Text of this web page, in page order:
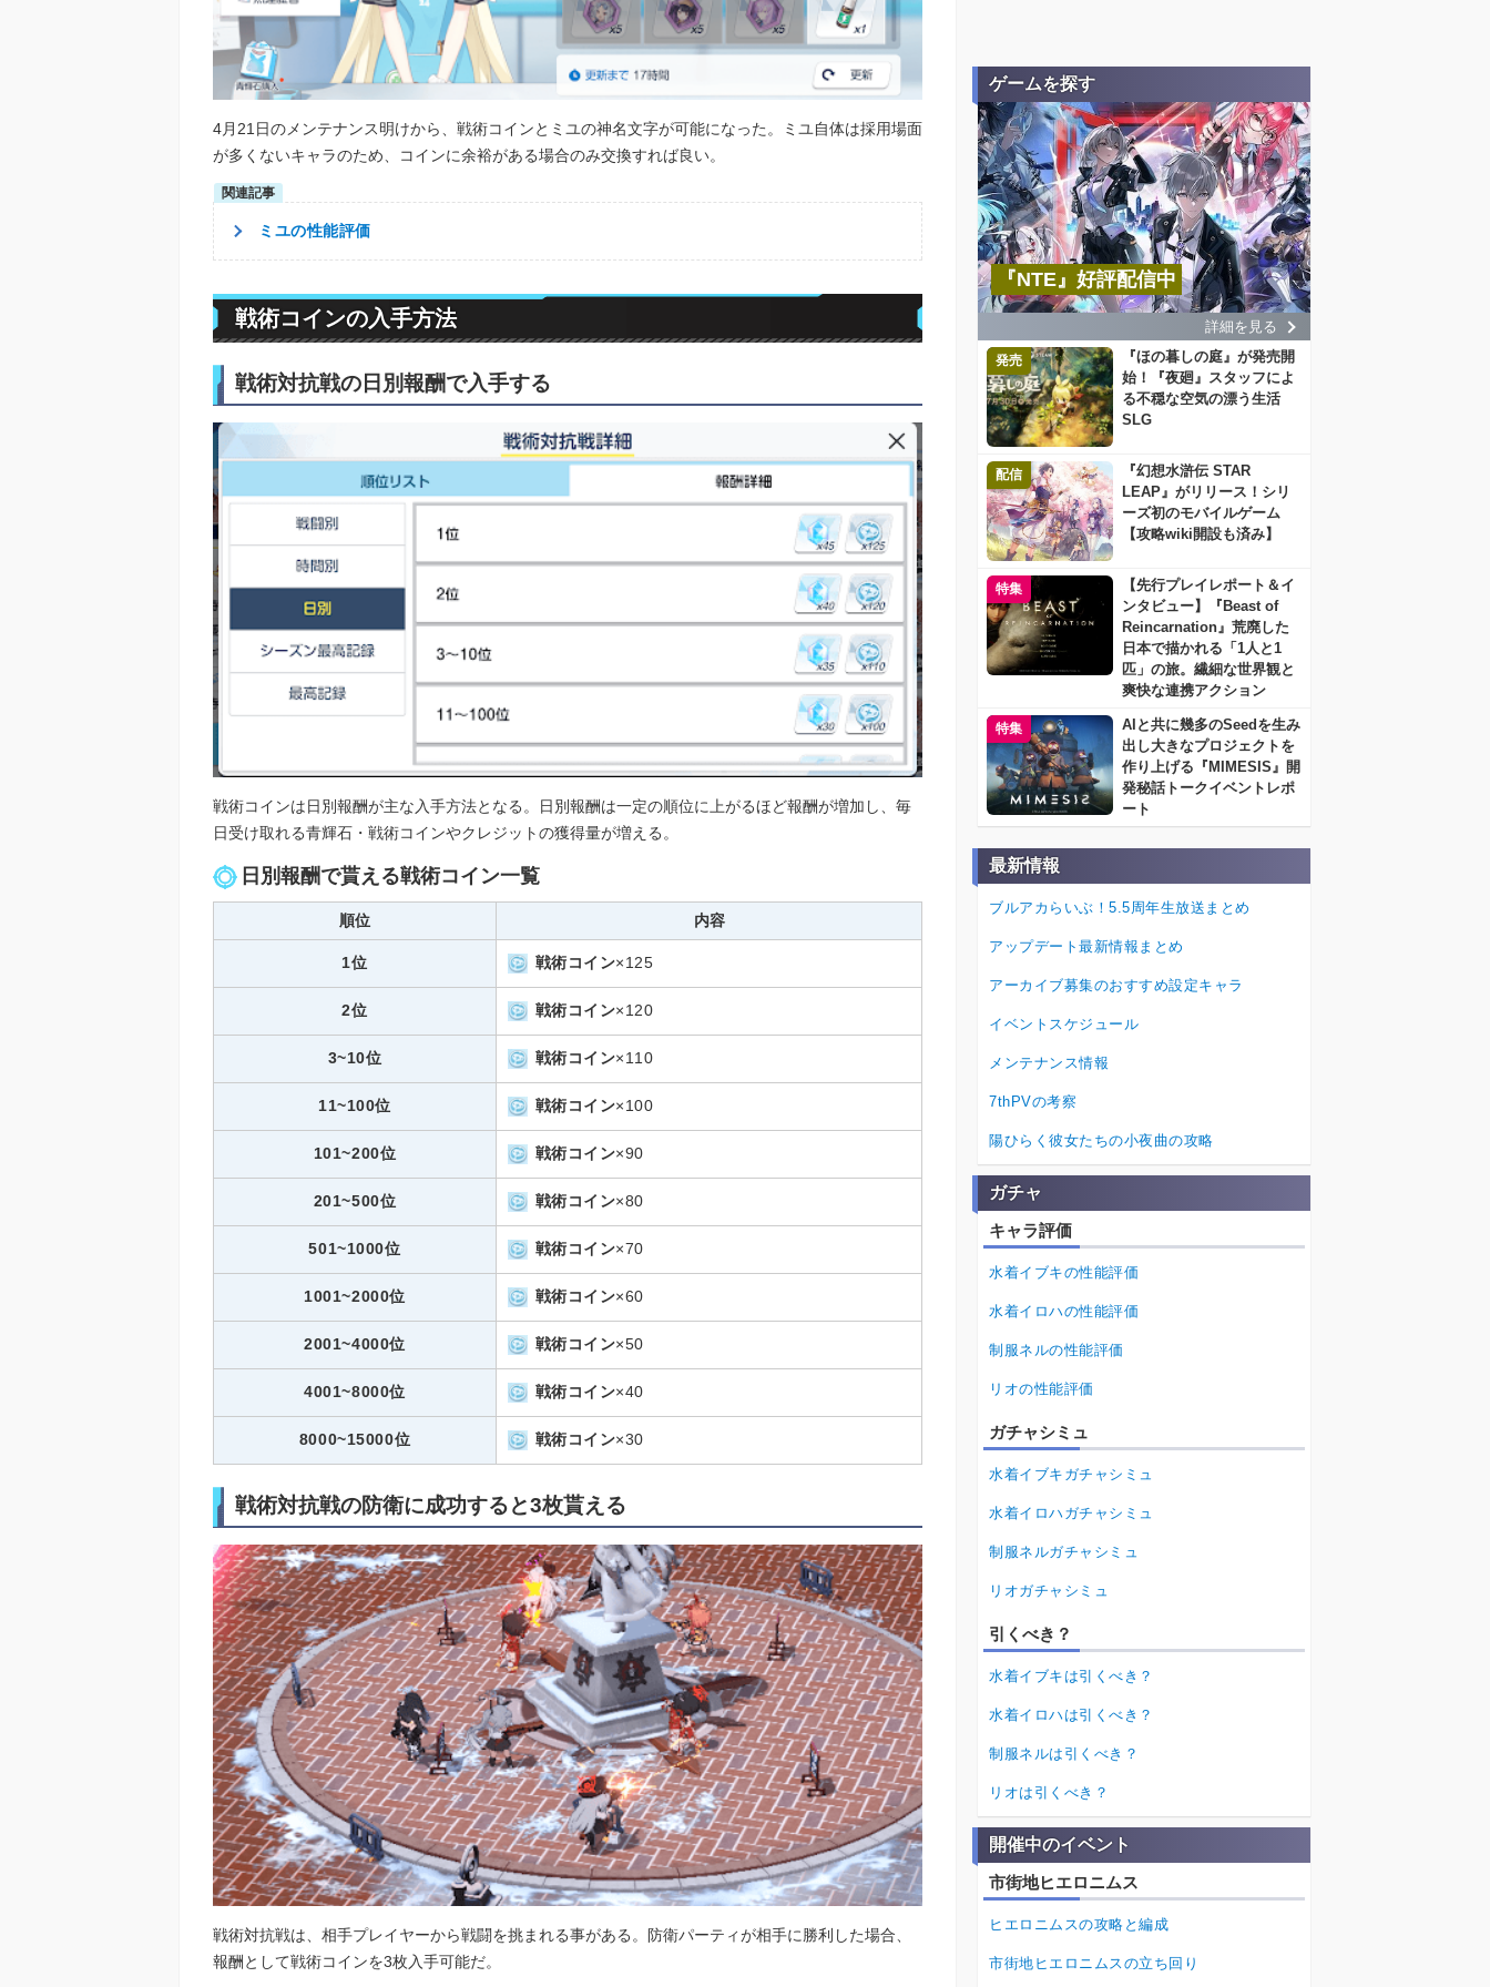
4月21日のメンテナンス明けから、戦術コインとミユの神名文字が可能になった。ミユ自体は採用場面
が多くないキャラのため、コインに余裕がある場合のみ交換すれば良い。
ミユの性能評価
戦術コインの入手方法
戦術対抗戦の日別報酬で入手する
戦術コインは日別報酬が主な入手方法となる。日別報酬は一定の順位に上がるほど報酬が増加し、毎
日受け取れる青輝石・戦術コインやクレジットの獲得量が増える。
日別報酬で貰える戦術コイン一覧
順位 内容
1位 戦術コイン×125
2位 戦術コイン×120
3~10位 戦術コイン×110
11~100位 戦術コイン×100
101~200位 戦術コイン×90
201~500位 戦術コイン×80
501~1000位 戦術コイン×70
1001~2000位 戦術コイン×60
2001~4000位 戦術コイン×50
4001~8000位 戦術コイン×40
8000~15000位 戦術コイン×30
戦術対抗戦の防衛に成功すると3枚貰える
戦術対抗戦は、相手プレイヤーから戦闘を挑まれる事がある。防衛パーティが相手に勝利した場合、
報酬として戦術コインを3枚入手可能だ。
ゲームを探す
『NTE』好評配信中
詳細を見る
発売
『ほの暮しの庭』が発売開
始！『夜廻』スタッフによ
る不穏な空気の漂う生活
SLG
配信
『幻想水滸伝 STAR
LEAP』がリリース！シリ
ーズ初のモバイルゲーム
【攻略wiki開設も済み】
特集
【先行プレイレポート＆イ
ンタビュー】『Beast of
Reincarnation』荒廃した
日本で描かれる「1人と1
匹」の旅。繊細な世界観と
爽快な連携アクション
特集
AIと共に幾多のSeedを生み
出し大きなプロジェクトを
作り上げる『MIMESIS』開
発秘話トークイベントレポ
ート
最新情報
ブルアカらいぶ！5.5周年生放送まとめ
アップデート最新情報まとめ
アーカイブ募集のおすすめ設定キャラ
イベントスケジュール
メンテナンス情報
7thPVの考察
陽ひらく彼女たちの小夜曲の攻略
ガチャ
キャラ評価
水着イブキの性能評価
水着イロハの性能評価
制服ネルの性能評価
リオの性能評価
ガチャシミュ
水着イブキガチャシミュ
水着イロハガチャシミュ
制服ネルガチャシミュ
リオガチャシミュ
引くべき？
水着イブキは引くべき？
水着イロハは引くべき？
制服ネルは引くべき？
リオは引くべき？
開催中のイベント
市街地ヒエロニムス
ヒエロニムスの攻略と編成
市街地ヒエロニムスの立ち回り